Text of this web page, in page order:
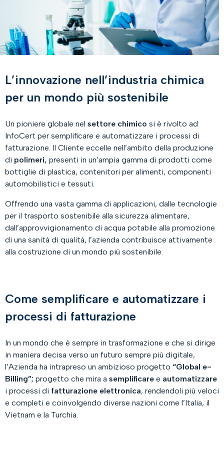
L’innovazione nell’industria chimica
per un mondo più sostenibile
Un pioniere globale nel settore chimico si è rivolto ad
InfoCert per semplificare e automatizzare i processi di
fatturazione. Il Cliente eccelle nell’ambito della produzione
di polimeri, presenti in un’ampia gamma di prodotti come
bottiglie di plastica, contenitori per alimenti, componenti
automobilistici e tessuti.
Offrendo una vasta gamma di applicazioni, dalle tecnologie
per il trasporto sostenibile alla sicurezza alimentare,
dall’approvvigionamento di acqua potabile alla promozione
di una sanità di qualità, l’azienda contribuisce attivamente
alla costruzione di un mondo più sostenibile.
Come semplificare e automatizzare i
processi di fatturazione
In un mondo che è sempre in trasformazione e che si dirige
in maniera decisa verso un futuro sempre più digitale,
l’Azienda ha intrapreso un ambizioso progetto “Global e-
Billing”; progetto che mira a semplificare e automatizzare
i processi di fatturazione elettronica, rendendoli più veloci
e completi e coinvolgendo diverse nazioni come l’Italia, il
Vietnam e la Turchia.